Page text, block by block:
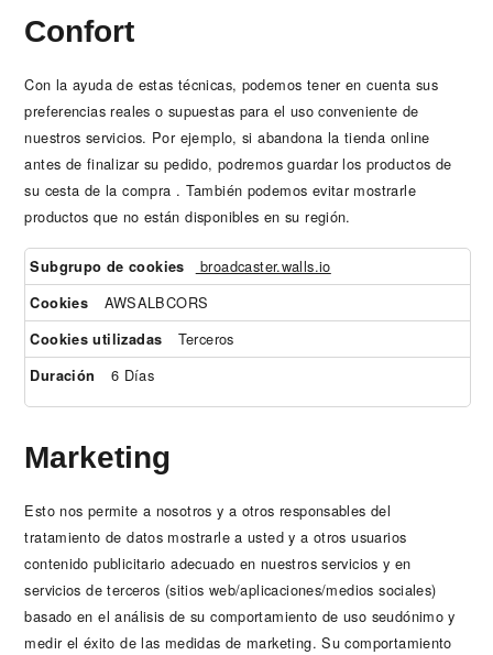
Confort
Con la ayuda de estas técnicas, podemos tener en cuenta sus
preferencias reales o supuestas para el uso conveniente de
nuestros servicios. Por ejemplo, si abandona la tienda online
antes de finalizar su pedido, podremos guardar los productos de
su cesta de la compra . También podemos evitar mostrarle
productos que no están disponibles en su región.
Confort
broadcaster.walls.io
AWSALBCORS
Terceros
6 Días
Marketing
Esto nos permite a nosotros y a otros responsables del
tratamiento de datos mostrarle a usted y a otros usuarios
contenido publicitario adecuado en nuestros servicios y en
servicios de terceros (sitios web/aplicaciones/medios sociales)
basado en el análisis de su comportamiento de uso seudónimo y
medir el éxito de las medidas de marketing. Su comportamiento